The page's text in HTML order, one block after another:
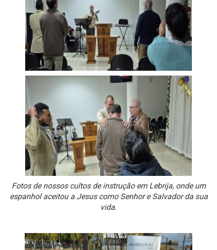
Fotos de nossos cultos de instrução em Lebrija, onde um
espanhol aceitou a Jesus como Senhor e Salvador da sua
vida.